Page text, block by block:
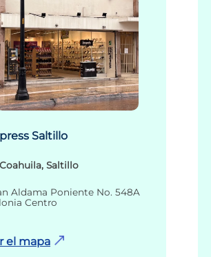
Saltillo
Coahuila, Saltillo
Aldama Poniente No. 548A
Centro
el mapa